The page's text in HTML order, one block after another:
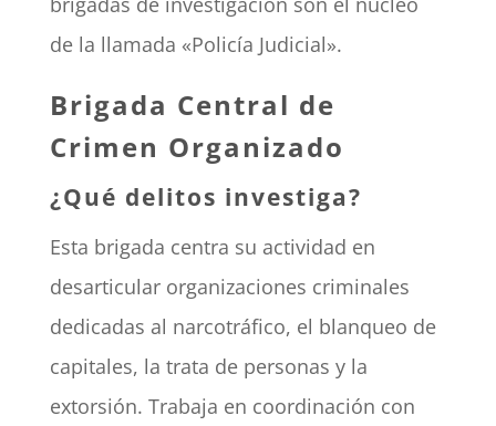
de la llamada «Policía Judicial».
Brigada Central de
Crimen Organizado
¿Qué delitos investiga?
Esta brigada centra su actividad en
desarticular organizaciones criminales
dedicadas al narcotráfico, el blanqueo de
capitales, la trata de personas y la
extorsión. Trabaja en coordinación con